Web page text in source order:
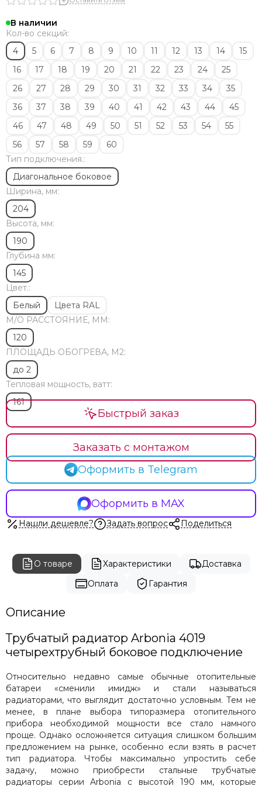
Dia Norm
StrongHot
Steel Hot
Zenith
ЦДМ
Unilux
Purmo Delta
Rifar Tubog
Arbonia
КЗТО
Bronto
Bareng
Royal Thermo
В наличии
Кол-во секций:
4
5 6 7 8 9 10 11 12 13 14
15
16
17 18 19 20 21 22 23 24
25
26
27 28 29 30 31 32 33 34
35
36
37 38 39 40 41 42 43 44
45
46
47 48 49 50 51 52 53 54
55
56
57 58 59
60
Тип подключения.:
Диагональное боковое
Ширина, мм:
204
Высота, мм:
190
Глубина мм:
145
Цвет.:
Белый
Цвета RAL
М/O РАССТОЯНИЕ, ММ:
120
ПЛОЩАДЬ ОБОГРЕВА, М2:
до 2
Тепловая мощность, ватт:
161
Быстрый заказ
Заказать с монтажом
Оформить в Telegram
Оформить в MAX
Нашли дешевле? Задать вопрос Поделиться
О товаре Характеристики
Доставка
Оплата
Гарантия
Описание
Трубчатый радиатор Arbonia 4019
четырехтрубный боковое подключение
Относительно недавно самые обычные отопительные
батареи «сменили имидж» и стали называться
радиаторами, что выглядит достаточно условным. Тем не
менее, в плане выбора типоразмера отопительного
прибора необходимой мощности все стало намного
проще. Однако осложняется ситуация слишком большим
предложением на рынке, особенно если взять в расчет
тип радиатора. Чтобы максимально упростить себе
задачу, можно приобрести стальные трубчатые
радиаторы серии Arbonia с высотой 190 мм, которые